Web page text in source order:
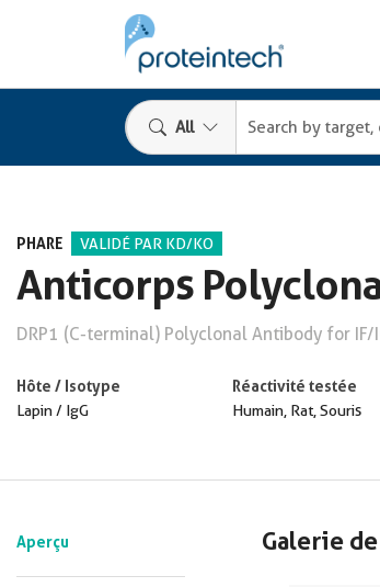
All
PHARE VALIDÉ PAR KD/KO
Anticorps
DRP1 (C-terminal) Polyclonal Antibody for IF/
Hôte / Isotype
Lapin / IgG
Réactivité testée
Humain, Rat, Souris
Aperçu Galerie